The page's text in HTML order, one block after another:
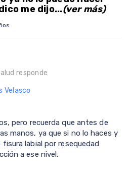
me dijo...(ver más)
responde
Velasco
pero recuerda que antes de
manos, ya que si no lo haces y
labial por resequedad
a ese nivel.